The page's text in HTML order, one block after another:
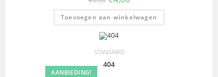
Toevoegen aan winkelwagen
AANBIEDING!
STANDAARD
404